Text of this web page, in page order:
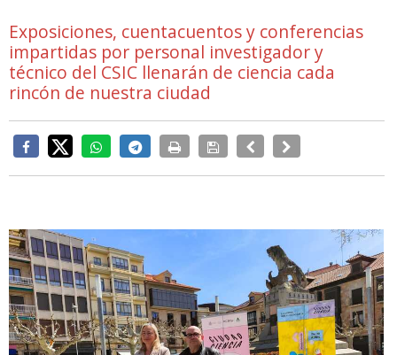
Exposiciones, cuentacuentos y conferencias
impartidas por personal investigador y
técnico del CSIC llenarán de ciencia cada
rincón de nuestra ciudad